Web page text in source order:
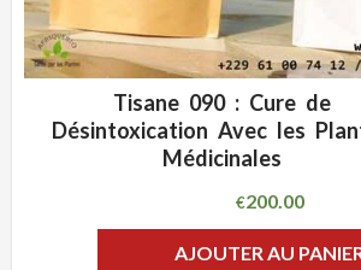
ADD WISHLIST
Tisane 090 : Cure de
Désintoxication Avec les
Médicinales
€200.00
AJOUTER AU